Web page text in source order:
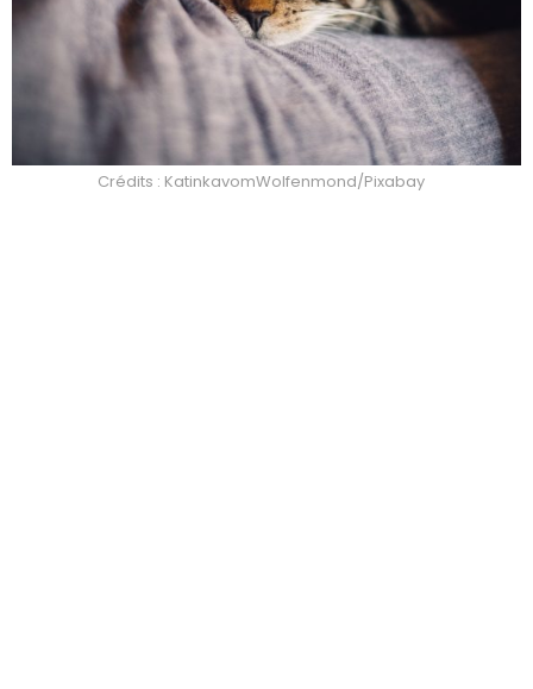
Crédits : KatinkavomWolfenmond/Pixabay